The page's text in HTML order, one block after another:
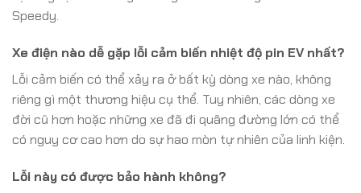
Speedy.
Xe điện nào dễ gặp lỗi cảm biến nhiệt độ pin EV nhất?
Lỗi cảm biến có thể xảy ra ở bất kỳ dòng xe nào, không
riêng gì một thương hiệu cụ thể. Tuy nhiên, các dòng xe
đời cũ hơn hoặc những xe đã đi quãng đường lớn có thể
có nguy cơ cao hơn do sự hao mòn tự nhiên của linh kiện.
Lỗi này có được bảo hành không?